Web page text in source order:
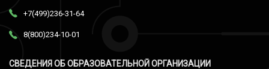
+7(499)236-31-64
8(800)234-10-01
СВЕДЕНИЯ ОБ ОБРАЗОВАТЕЛЬНОЙ ОРГАНИЗАЦИИ